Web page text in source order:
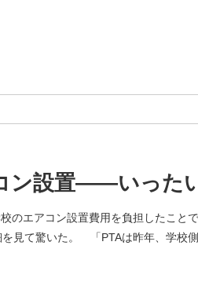
ン設置——いった
のエアコン設置費用を負担したこと
見て驚いた。 「PTAは昨年、学校